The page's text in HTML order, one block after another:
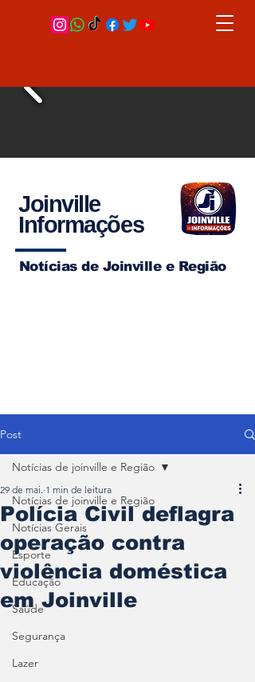
Joinville
Informações
Notícias de Joinville e Região
Post
Notícias de joinville e Região
Notícias Gerais
Esporte
Educação
Saúde
Segurança
Lazer
Notícias de joinville e Região
Polícia Civil deflagra
operação contra
violência doméstica
em Joinville
29 de mai. 1 min de leitura